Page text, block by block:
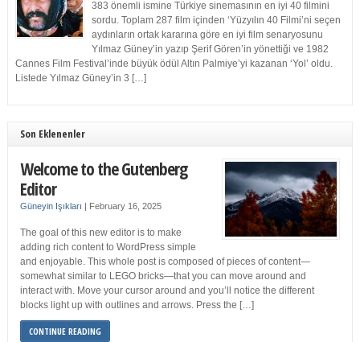
383 önemli ismine Türkiye sinemasının en iyi 40 filmini
sordu. Toplam 287 film içinden ‘Yüzyılın 40 Filmi’ni seçen
aydınların ortak kararına göre en iyi film senaryosunu
Yılmaz Güney’in yazıp Şerif Gören’in yönettiği ve 1982
Cannes Film Festival’inde büyük ödül Altın Palmiye’yi kazanan ‘Yol’ oldu.
Listede Yılmaz Güney’in 3 […]
Son Eklenenler
Welcome to the Gutenberg
Editor
Güneyin Işıkları | February 16, 2025
The goal of this new editor is to make
adding rich content to WordPress simple
and enjoyable. This whole post is composed of pieces of content—
somewhat similar to LEGO bricks—that you can move around and
interact with. Move your cursor around and you’ll notice the different
blocks light up with outlines and arrows. Press the […]
CONTINUE READING